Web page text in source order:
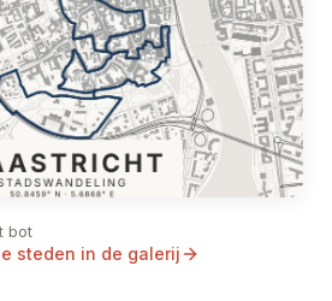
bot
steden in de galerij